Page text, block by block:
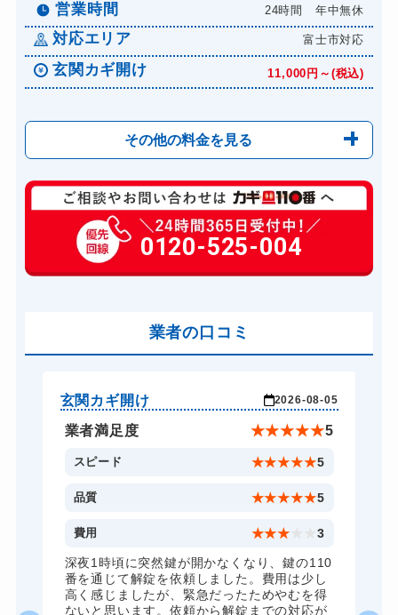
営業時間 24時間 年中無休
対応エリア 富士市対応
玄関カギ開け 11,000円～(税込)
その他の料金を見る
玄関カギ修理 6,600円～(税込)
玄関カギ交換 14,300円～(税込)
車カギ開け 13,200円～(税込)
ドアノブカギ開け 10,780円～(税込)
ドアノブカギ交換 11,000円～(税込)
0120-525-004
業者の口コミ
玄関カギ開け 2026-08-05
業者満足度 ★★★★★5
スピード ★★★★★5
品質 ★★★★★5
費用 ★★★ 3
深夜1時頃に突然鍵が開かなくなり、鍵の110
番を通じて解錠を依頼しました。費用は少し
高く感じましたが、緊急だったためやむを得
ないと思います。依頼から解錠までの対応が